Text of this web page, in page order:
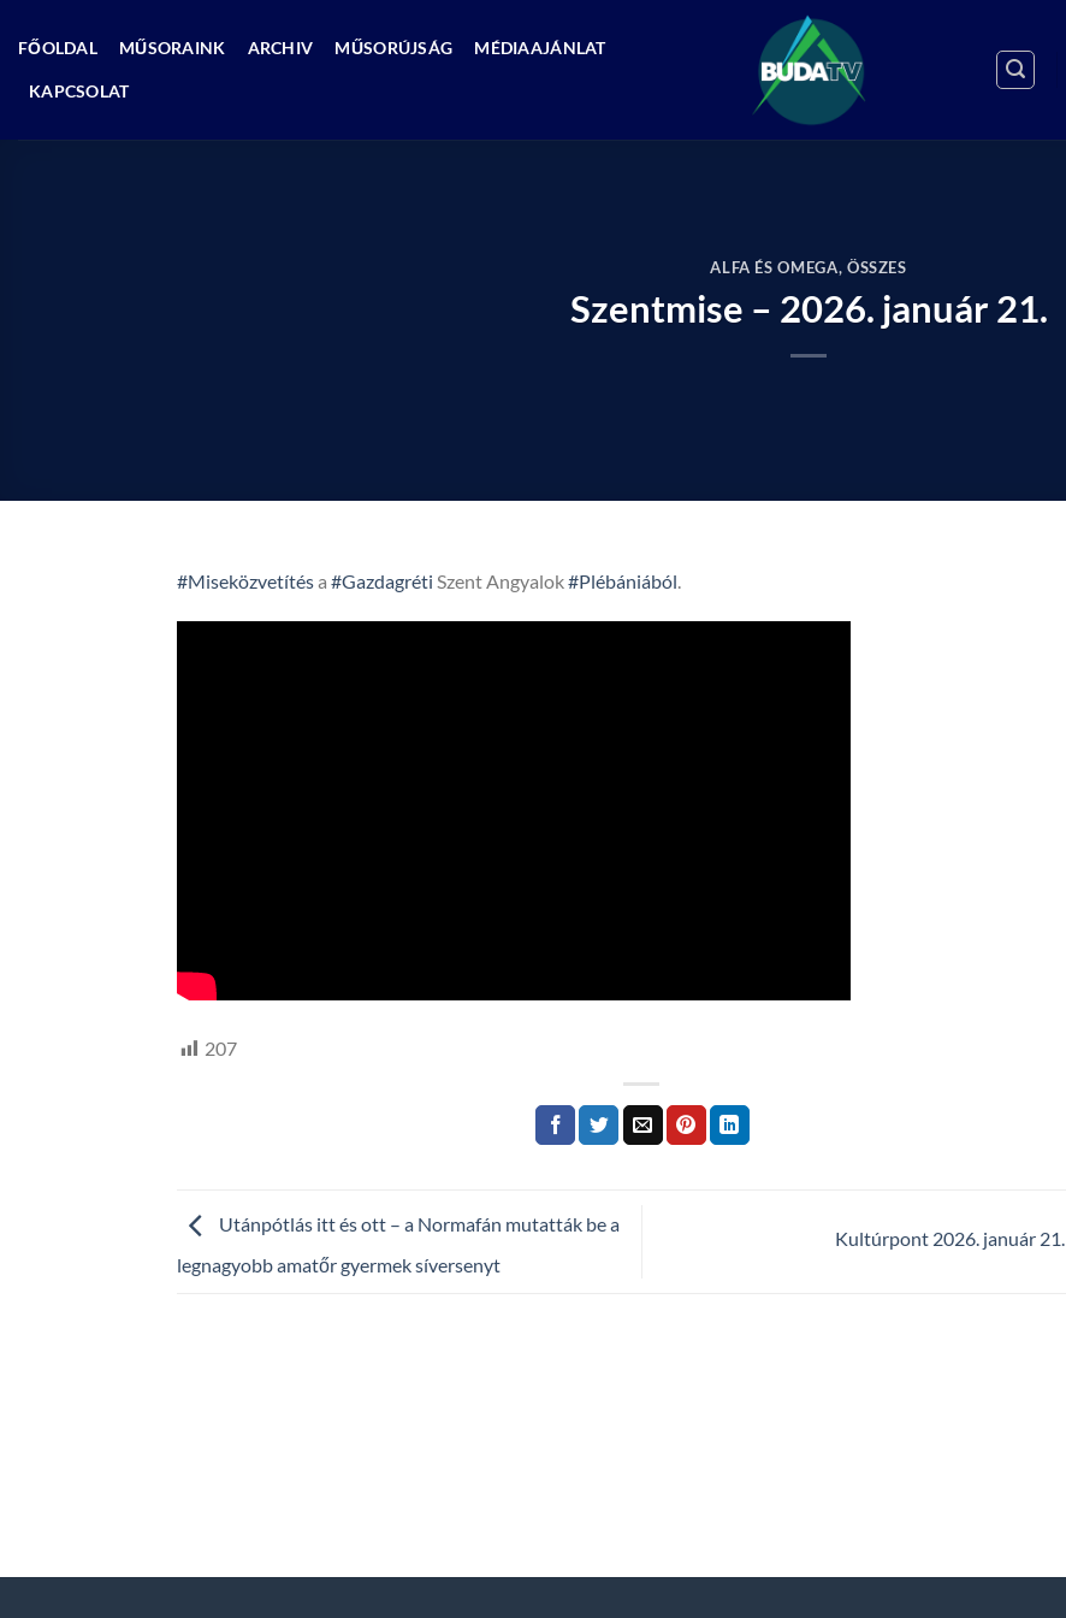
FŐOLDAL MŰSORAINK ARCHIV MŰSORÚJSÁG MÉDIAAJÁNLAT
KAPCSOLAT
ALFA ÉS OMEGA, ÖSSZES
Szentmise – 2026. január 21.
#Miseközvetítésa #Gazdagréti Szent Angyalok#Plébániából.
207
Utánpótlás itt és ott – a Normafán mutatták be a
legnagyobb amatőr gyermek síversenyt
Kultúrpont 2026. január 21.